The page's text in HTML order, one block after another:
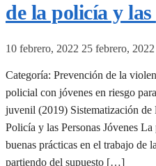
de la policía y
10 febrero, 2022 25 febrero, 2022
Categoría: Prevención de la
policial con jóvenes en riesgo
juvenil (2019) Sistematización de
Policía y las Personas Jóvenes
buenas prácticas en el trabajo de
partiendo del supuesto […]